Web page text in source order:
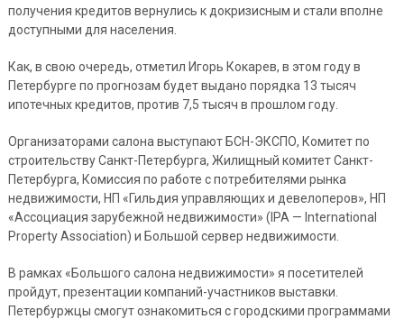
получения кредитов вернулись к докризисным и стали вполне
доступными для населения.
Как, в свою очередь, отметил Игорь Кокарев, в этом году в
Петербурге по прогнозам будет выдано порядка 13 тысяч
ипотечных кредитов, против 7,5 тысяч в прошлом году.
Организаторами салона выступают БСН-ЭКСПО, Комитет по
строительству Санкт-Петербурга, Жилищный комитет Санкт-
Петербурга, Комиссия по работе с потребителями рынка
недвижимости, НП «Гильдия управляющих и девелоперов», НП
«Ассоциация зарубежной недвижимости» (IPA — International
Property Association) и Большой сервер недвижимости.
В рамках «Большого салона недвижимости» я посетителей
пройдут, презентации компаний-участников выставки.
Петербуржцы смогут ознакомиться с городскими программами